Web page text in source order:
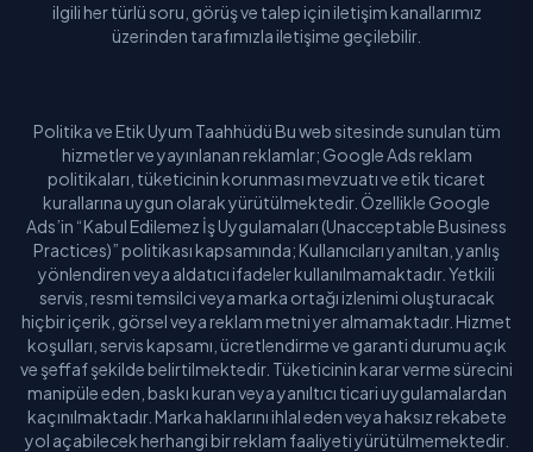
ilgili her türlü soru, görüş ve talep için iletişim kanallarımız
üzerinden tarafımızla iletişime geçilebilir.
Politika ve Etik Uyum Taahhüdü Bu web sitesinde sunulan tüm
hizmetler ve yayınlanan reklamlar; Google Ads reklam
politikaları, tüketicinin korunması mevzuatı ve etik ticaret
kurallarına uygun olarak yürütülmektedir. Özellikle Google
Ads’in “Kabul Edilemez İş Uygulamaları (Unacceptable Business
Practices)” politikası kapsamında; Kullanıcıları yanıltan, yanlış
yönlendiren veya aldatıcı ifadeler kullanılmamaktadır. Yetkili
servis, resmi temsilci veya marka ortağı izlenimi oluşturacak
hiçbir içerik, görsel veya reklam metni yer almamaktadır. Hizmet
koşulları, servis kapsamı, ücretlendirme ve garanti durumu açık
ve şeffaf şekilde belirtilmektedir. Tüketicinin karar verme sürecini
manipüle eden, baskı kuran veya yanıltıcı ticari uygulamalardan
kaçınılmaktadır. Marka haklarını ihlal eden veya haksız rekabete
yol açabilecek herhangi bir reklam faaliyeti yürütülmemektedir.